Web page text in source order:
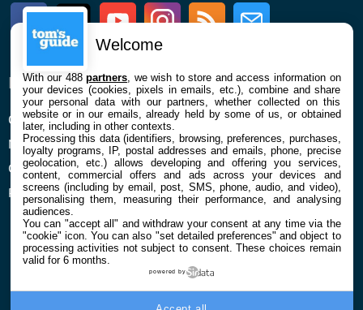
FacebookTwitter Youtube InstagramRSS Newsletter
ENTREPRISE
Qui sommes nous
Mentions légales et CGU
Confidentialité et Cookies
Préférences cookies
À PROPOS
La rédaction
Contact
Welcome
With our 488partners , we wish to store and access information on
your devices (cookies, pixels in emails, etc.), combine and share
your personal data with our partners, whether collected on this
website or in our emails, already held by some of us, or obtained
later, including in other contexts.
Processing this data (identifiers, browsing, preferences, purchases,
loyalty programs, IP, postal addresses and emails, phone, precise
geolocation, etc.) allows developing and offering you services,
content, commercial offers and ads across your devices and
screens (including by email, post, SMS, phone, audio, and video),
personalising them, measuring their performance, and analysing
audiences.
You can "accept all" and withdraw your consent at any time via the
"cookie" icon. You can also "set detailed preferences" and object to
processing activities not subject to consent. These choices remain
valid for 6 months.
powered by